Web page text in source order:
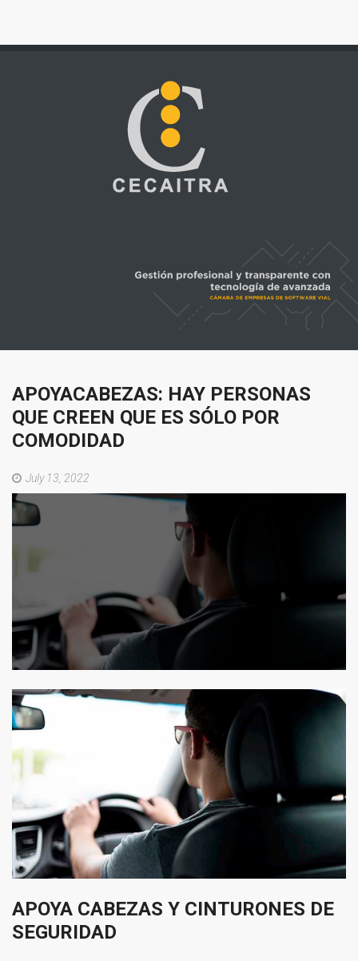
APOYACABEZAS: HAY PERSONAS
QUE CREEN QUE ES SÓLO POR
COMODIDAD
July 13, 2022
APOYA CABEZAS Y CINTURONES DE
SEGURIDAD